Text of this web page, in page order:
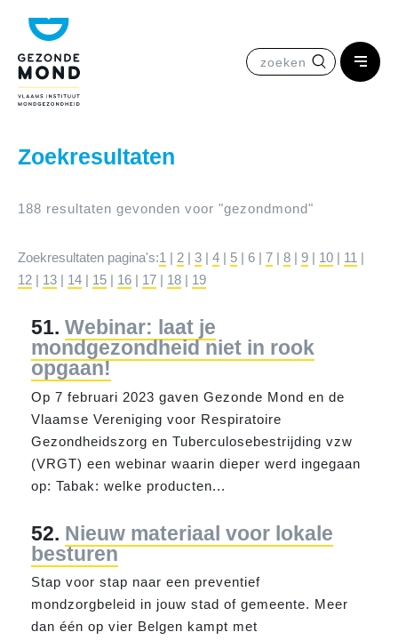
zoeken
Zoekresultaten
188 resultaten gevonden voor "gezond mond"
Zoekresultaten pagina's:1 2 3 4 5 6 7 8 9 10 11
12
13 14 15 16 17 18 19
51. Webinar: laat je
mondgezondheid niet in rook
opgaan!
Op 7 februari 2023 gaven Gezonde Mond en de
Vlaamse Vereniging voor Respiratoire
Gezondheidszorg en Tuberculosebestrijding vzw
(VRGT) een webinar waarin dieper werd ingegaan
op: Tabak: welke producten...
52. Nieuw materiaal voor lokale
besturen
Stap voor stap naar een preventief
mondzorgbeleid in jouw stad of gemeente. Meer
dan één op vier Belgen kampt met